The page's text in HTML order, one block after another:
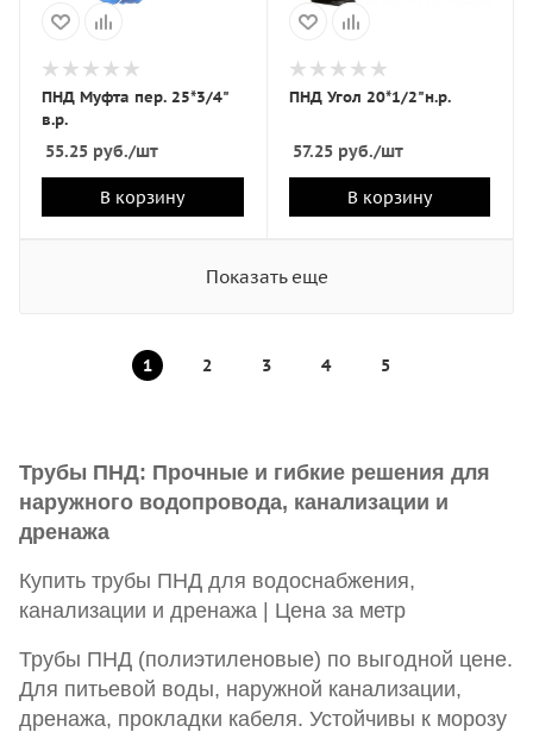
ПНД Муфта пер. 25*3/4"
в.р.
55.25 руб./шт
В корзину
ПНД Угол 20*1/2"н.р.
57.25руб./шт
В корзину
Показать еще
1 2 3 4 5
Трубы ПНД: Прочные и гибкие решения для
наружного водопровода, канализации и
дренажа
Купить трубы ПНД для водоснабжения,
канализации и дренажа | Цена за метр
Трубы ПНД (полиэтиленовые) по выгодной цене.
Для питьевой воды, наружной канализации,
дренажа, прокладки кабеля. Устойчивы к морозу